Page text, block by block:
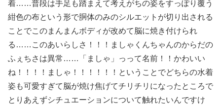
着……普段は手足も踏まえて考えがちの姿をすっぽり覆う
紺色の布という形で胴体のみのシルエットが切り出される
ことでこのまんまんボディが改めて脳に焼き付けられ
る……このあいらしさ！！！ましゃくんちゃんのからだの
ふぇちさは異常……「ましゃ」っって名前！！かわいい
ね！！！！ましゃ！！！！！！ということでどちらの水着
姿も可愛すぎて脳が焼け焦げてチリチリになったところで
とりあえずシチュエーションについて触れたいんですけ